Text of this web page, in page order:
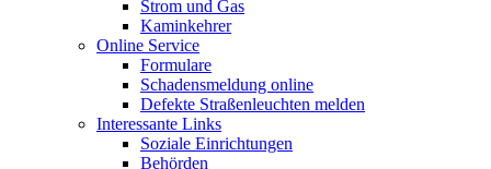
Strom und Gas
Kaminkehrer
Online Service
Formulare
Schadensmeldung online
Defekte Straßenleuchten melden
Interessante Links
Soziale Einrichtungen
Behörden